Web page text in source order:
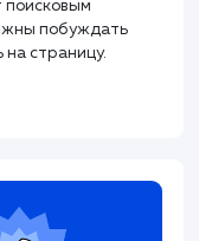
на ваш сайт.